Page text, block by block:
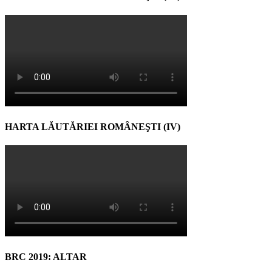
HARTA LĂUTĂRIEI ROMÂNEŞTI (IV)
BRC 2019: ALTAR